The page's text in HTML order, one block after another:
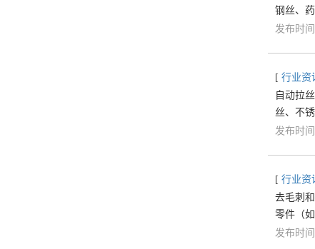
钢丝、
发布时
[ 行业资
自动拉
丝、不
发布时
[ 行业资
去毛刺
零件（
发布时